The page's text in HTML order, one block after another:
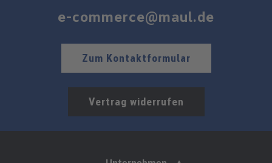
e-commerce@maul.de
Zum Kontaktformular
Vertrag widerrufen